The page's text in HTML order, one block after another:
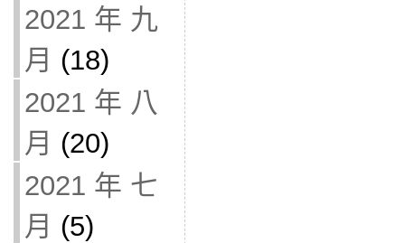
2021 年 九
月 (18)
2021 年 八
月 (20)
2021 年 七
月 (5)